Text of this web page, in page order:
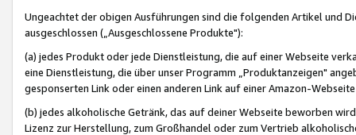
Ungeachtet der obigen Ausführungen sind die folgenden Artikel und
ausgeschlossen („Ausgeschlossene Produkte"):
(a) jedes Produkt oder jede Dienstleistung, die auf einer Webseite
eine Dienstleistung, die über unser Programm „Produktanzeigen"
gesponserten Link oder einen anderen Link auf einer Amazon-
(b) jedes alkoholische Getränk, das auf deiner Webseite beworben
Lizenz zur Herstellung, zum Großhandel oder zum Vertrieb